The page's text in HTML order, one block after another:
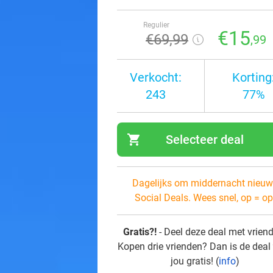
Regulier
€69,99 €15,99
Verkocht:
243
77%
shopping_cart Selecteer deal
Dagelijks om middernacht
Social Deals. Wees snel, op =
Gratis?! - Deel deze deal met
Kopen drie vrienden? Dan is de
jou gratis! (info)